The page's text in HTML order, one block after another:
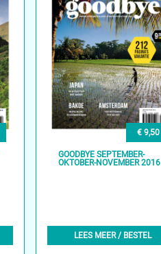
€ 9,50
GOODBYE SEPTEMBER-
OKTOBER-NOVEMBER 2016
LEES MEER / BESTEL